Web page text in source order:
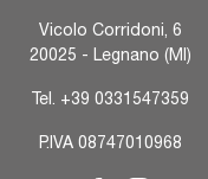
Vicolo Corridoni, 6
20025 - Legnano (MI)
Tel. +39 0331547359
P.IVA 08747010968